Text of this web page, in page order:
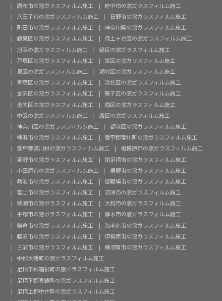
調布市の窓ガラスフィルム施工
府中市の窓ガラスフィルム施工
八王子市の窓ガラスフィルム施工
日野市の窓ガラスフィルム施工
町田市の窓ガラスフィルム施工
神奈川県の窓ガラスフィルム施工
鶴見区の窓ガラスフィルム施工
保土ヶ谷区の窓ガラスフィルム施工
旭区の窓ガラスフィルム施工
緑区の窓ガラスフィルム施工
戸塚区の窓ガラスフィルム施工
栄区の窓ガラスフィルム施工
泉区の窓ガラスフィルム施工
瀬谷区の窓ガラスフィルム施工
青葉区の窓ガラスフィルム施工
港北区の窓ガラスフィルム施工
金沢区の窓ガラスフィルム施工
磯子区の窓ガラスフィルム施工
港南区の窓ガラスフィルム施工
南区の窓ガラスフィルム施工
中区の窓ガラスフィルム施工
西区の窓ガラスフィルム施工
神奈川区の窓ガラスフィルム施工
都筑区の窓ガラスフィルム施工
横浜市の窓ガラスフィルム施工
愛甲郡愛川町の窓ガラスフィルム施工
愛甲郡清川村の窓ガラスフィルム施工
相模原市の窓ガラスフィルム施工
秦野市の窓ガラスフィルム施工
南足柄市の窓ガラスフィルム施工
小田原市の窓ガラスフィルム施工
裾野市の窓ガラスフィルム施工
熱海市の窓ガラスフィルム施工
御殿場市の窓ガラスフィルム施工
富士市の窓ガラスフィルム施工
沼津市の窓ガラスフィルム施工
綾瀬市の窓ガラスフィルム施工
大和市の窓ガラスフィルム施工
平塚市の窓ガラスフィルム施工
厚木市の窓ガラスフィルム施工
鎌倉市の窓ガラスフィルム施工
海老名市の窓ガラスフィルム施工
藤沢市の窓ガラスフィルム施工
伊勢原市の窓ガラスフィルム施工
三浦市の窓ガラスフィルム施工
横須賀市の窓ガラスフィルム施工
中郡大磯町の窓ガラスフィルム施工
足柄下郡箱根町の窓ガラスフィルム施工
足柄下郡真鶴町の窓ガラスフィルム施工
足柄上郡中井町の窓ガラスフィルム施工